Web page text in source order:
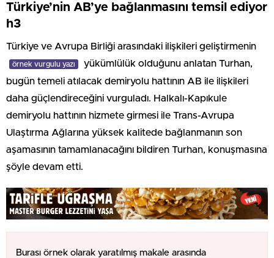
Türkiye’nin AB’ye bağlanmasını temsil ediyor
h3
Türkiye ve Avrupa Birliği arasındaki ilişkileri geliştirmenin
örnek vurgulu yazı
yükümlülük olduğunu anlatan Turhan,
bugün temeli atılacak demiryolu hattının AB ile ilişkileri
daha güçlendireceğini vurguladı. Halkalı-Kapıkule
demiryolu hattının hizmete girmesi ile Trans-Avrupa
Ulaştırma Ağlarına yüksek kalitede bağlanmanın son
aşamasının tamamlanacağını bildiren Turhan, konuşmasına
şöyle devam etti.
Burası örnek olarak yaratılmış makale arasında